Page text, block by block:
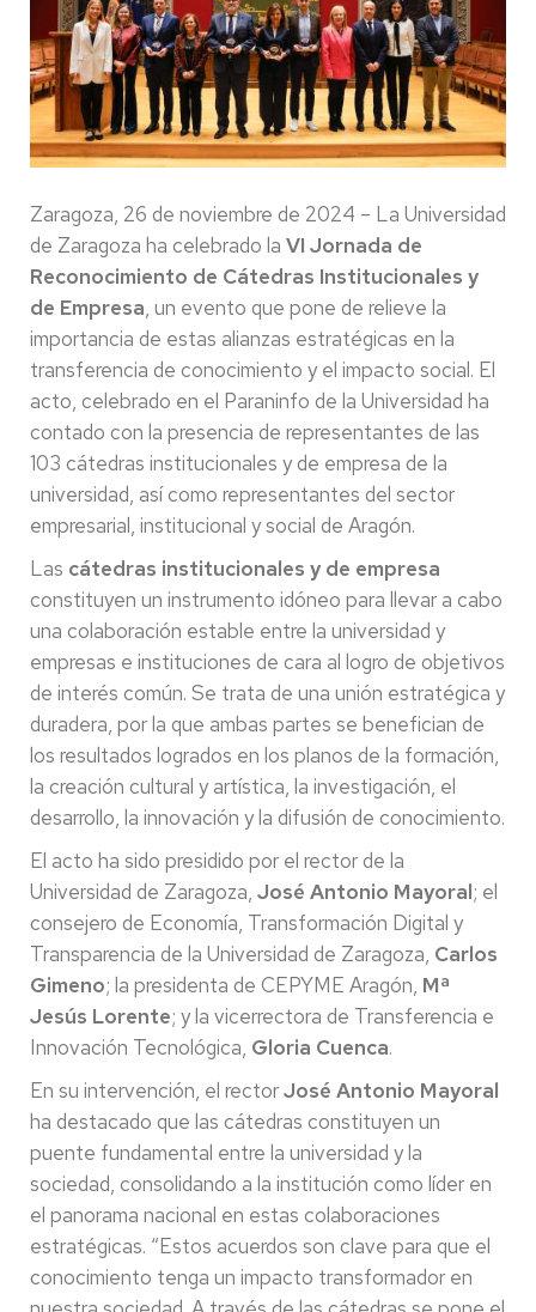
Zaragoza, 26 de noviembre de 2024 – La Universidad
de Zaragoza ha celebrado la VI Jornada de
Reconocimiento de Cátedras Institucionales y
de Empresa, un evento que pone de relieve la
importancia de estas alianzas estratégicas en la
transferencia de conocimiento y el impacto social. El
acto, celebrado en el Paraninfo de la Universidad ha
contado con la presencia de representantes de las
103 cátedras institucionales y de empresa de la
universidad, así como representantes del sector
empresarial, institucional y social de Aragón.
Las cátedras institucionales y de empresa
constituyen un instrumento idóneo para llevar a cabo
una colaboración estable entre la universidad y
empresas e instituciones de cara al logro de objetivos
de interés común. Se trata de una unión estratégica y
duradera, por la que ambas partes se benefician de
los resultados logrados en los planos de la formación,
la creación cultural y artística, la investigación, el
desarrollo, la innovación y la difusión de conocimiento.
El acto ha sido presidido por el rector de la
Universidad de Zaragoza, José Antonio Mayoral; el
consejero de Economía, Transformación Digital y
Transparencia de la Universidad de Zaragoza, Carlos
Gimeno; la presidenta de CEPYME Aragón, Mª
Jesús Lorente; y la vicerrectora de Transferencia e
Innovación Tecnológica, Gloria Cuenca.
En su intervención, el rectorJosé Antonio Mayoral
ha destacado que las cátedras constituyen un
puente fundamental entre la universidad y la
sociedad, consolidando a la institución como líder en
el panorama nacional en estas colaboraciones
estratégicas. “Estos acuerdos son clave para que el
conocimiento tenga un impacto transformador en